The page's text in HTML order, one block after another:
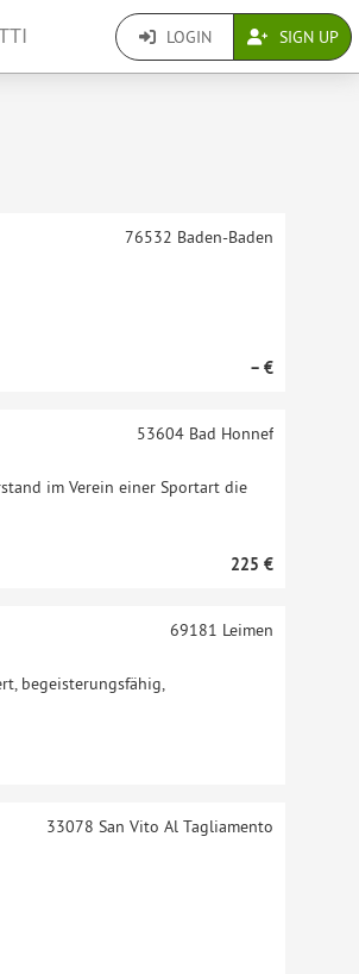
LOGIN SIGN UP
76532 Baden-Baden
– €
im Verein einer Sportart die
53604Bad Honnef
225 €
begeisterungsfähig,
69181 Leimen
33078 San Vito Al Tagliamento